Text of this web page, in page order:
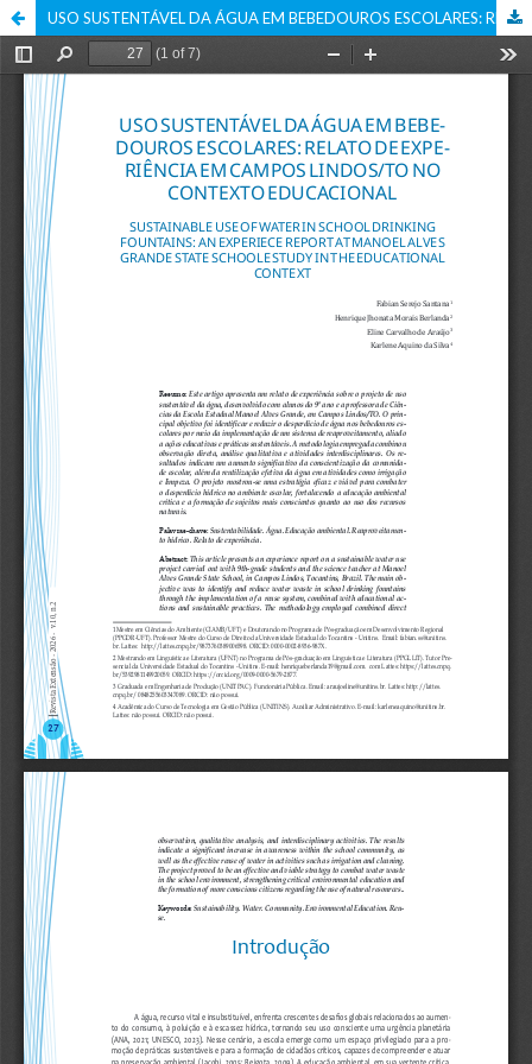
USO SUSTENTÁVEL DA ÁGUA EM BEBEDOUROS ESCOLARES: RELATO DE EXPERIÊNCIA EM CAMPOS LINDOS/TO